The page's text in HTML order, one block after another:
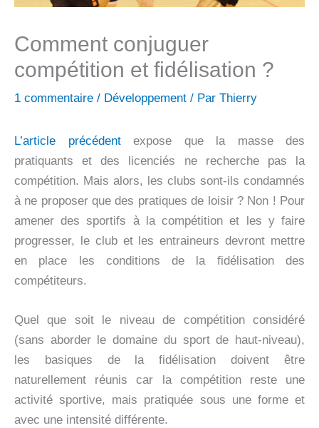
Comment conjuguer
compétition et fidélisation ?
1 commentaire / Développement / Par Thierry
L’article précédentexpose que la masse des
pratiquants et des licenciés ne recherche pas la
compétition. Mais alors, les clubs sont-ils condamnés
à ne proposer que des pratiques de loisir ? Non ! Pour
amener des sportifs à la compétition et les y faire
progresser, le club et les entraineurs devront mettre
en place les conditions de la fidélisation des
compétiteurs.
Quel que soit le niveau de compétition considéré
(sans aborder le domaine du sport de haut-niveau),
les basiques de la fidélisation doivent être
naturellement réunis car la compétition reste une
activité sportive, mais pratiquée sous une forme et
avec une intensité différente.